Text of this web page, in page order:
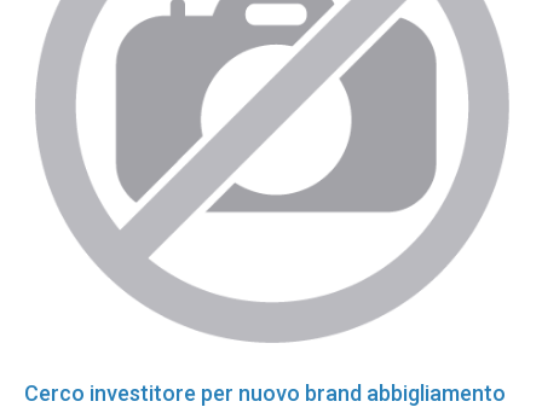
Cerco investitore per nuovo brand abbigliamento